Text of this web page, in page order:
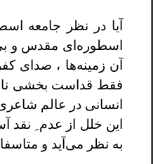
آیا در نظر جامعه
اسطوره‌ای مقدس و
آن زمینه‌ها ، صدای
فقط قداست بخشی
انسانی در عالم
این خلل از عدم
به نظر می‌آید و